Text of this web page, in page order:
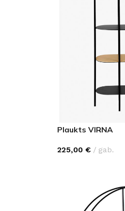
Plaukts VIRNA
225,00 € gab.